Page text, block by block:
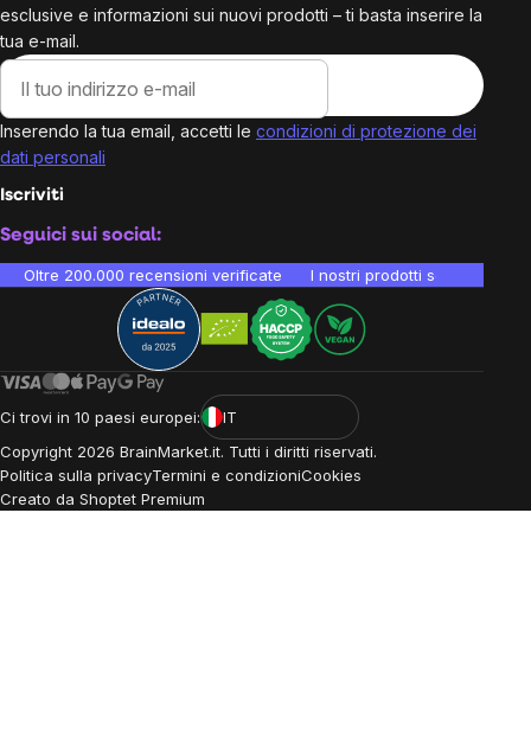
esclusive e informazioni sui nuovi prodotti – ti basta inserire la
tua e-mail.
Inserendo la tua email, accetti le condizioni di protezione dei
dati personali
Iscriviti
Seguici sui social:
Oltre 200.000 recensioni verificate I nostri prodotti sono testati
Ci trovi in 10 paesi europei:
IT
Copyright 2026 BrainMarket.it. Tutti i diritti riservati.
Politica sulla privacyTermini e condizioniCookies
Creato da Shoptet Premium